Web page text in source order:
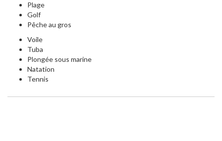
Plage
Golf
Pêche au gros
Voile
Tuba
Plongée sous marine
Natation
Tennis